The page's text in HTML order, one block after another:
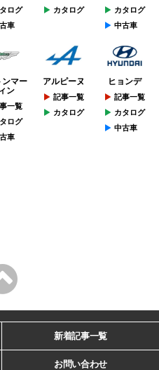
ログ
車
カタログ
カタログ
中古車
ンマー
ン
一覧
ログ
車
アルピーヌ
記事一覧
カタログ
ヒョンデ
記事一覧
カタログ
中古車
新着記事一覧
お問い合わせ